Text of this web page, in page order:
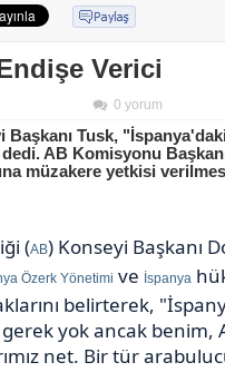
Verici
0 yorum
Başkanı Tusk,
AB Komisyonu
müzakere yetkisi
(AB) Konseyi Başkanı
Özerk Yönetimi ve İspanya
belirterek,
yok ancak benim,
net. Bir tür